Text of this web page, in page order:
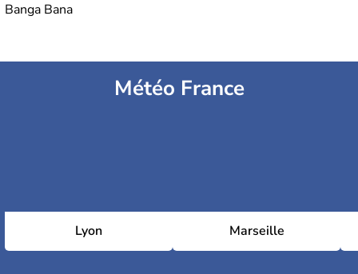
Banga Bana
Météo France
Lyon Marseille